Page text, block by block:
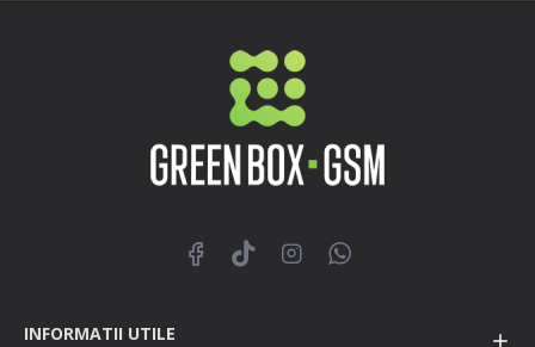
INFORMATII UTILE